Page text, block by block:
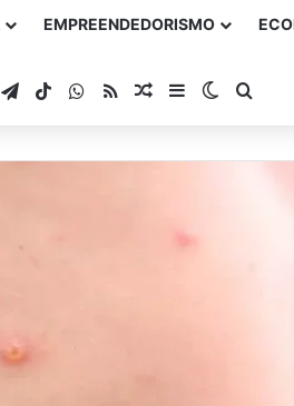
EMPREENDEDORISMO
TelegramTikTokWhatsApp
RSSArtigo Aleatório
Barra Lateral
Switch